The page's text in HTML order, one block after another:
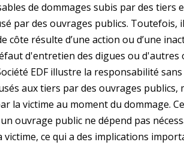
de dommages subis par des tiers
par des ouvrages publics. Toutefois,
côte résulte d’une action ou d’une
d'entretien des digues ou d'autres
EDF illustre la responsabilité
aux tiers par des ouvrages
la victime au moment du dommage.
ouvrage public ne dépend pas
victime, ce qui a des implications